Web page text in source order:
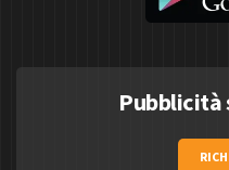
Pubblicità